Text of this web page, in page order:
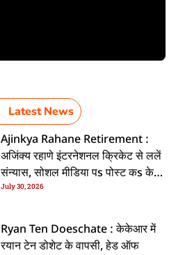
Latest News
Ajinkya Rahane Retirement :
अजिंक्य रहाणे इंटरनेशनल क्रिकेट से ललें
संन्यास, सोशल मीडिया पs पोस्ट कs के
कइलें एलान
July 30, 2026
Ryan Ten Doeschate : केकेआर में
रयान टेन डोशेट के वापसी, हेड ऑफ